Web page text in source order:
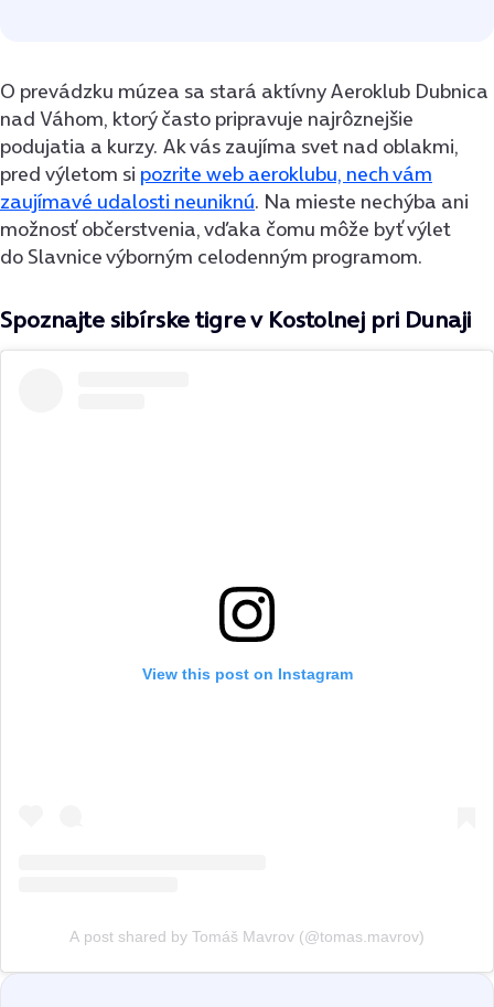
O prevádzku múzea sa stará aktívny Aeroklub Dubnica
nad Váhom, ktorý často pripravuje najrôznejšie
podujatia a kurzy. Ak vás zaujíma svet nad oblakmi,
pred výletom si pozrite web aeroklubu, nech vám
zaujímavé udalosti neuniknú. Na mieste nechýba ani
možnosť občerstvenia, vďaka čomu môže byť výlet
do Slavnice výborným celodenným programom.
Spoznajte sibírske tigre v Kostolnej pri Dunaji
View this post on Instagram
A post shared by Tomáš Mavrov (@tomas.mavrov)